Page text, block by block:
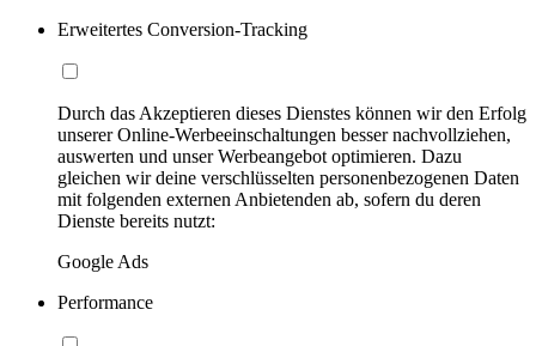
Erweitertes Conversion-Tracking
Durch das Akzeptieren dieses Dienstes können wir den Erfolg
unserer Online-Werbeeinschaltungen besser nachvollziehen,
auswerten und unser Werbeangebot optimieren. Dazu
gleichen wir deine verschlüsselten personenbezogenen Daten
mit folgenden externen Anbietenden ab, sofern du deren
Dienste bereits nutzt:
Google Ads
Performance